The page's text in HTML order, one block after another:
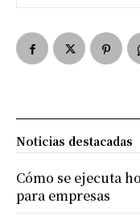
Noticias destacadas
Cómo se ejecuta
para empresas